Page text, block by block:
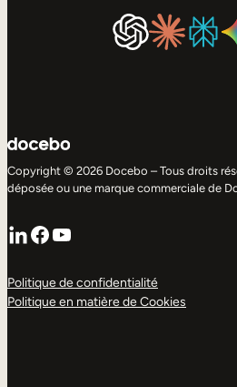
Copyright © 2026 Docebo – Tous droits
déposée ou une marque commerciale de
LinkedIn
Facebook
YouTube
Politique de confidentialité
Politique en matière de Cookies